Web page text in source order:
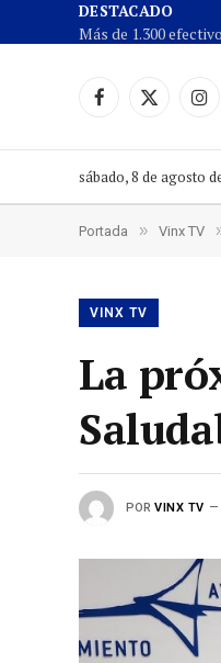
DESTACADO
Facebook
X
sábado, 8 de agosto
Portada » Vinx TV
VINX TV
La
POR VINX TV